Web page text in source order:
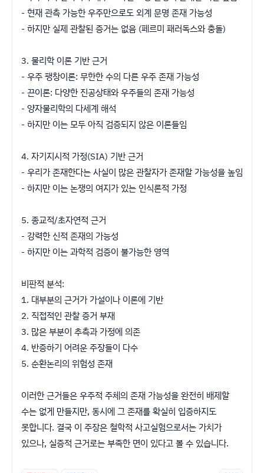
- 현재 관측 가능한 우주만으로도 외계 문명 존재 가능성
- 하지만 실제 관찰된 증거는 없음 (페르미 패러독스와 충돌)
3. 물리학 이론 기반 근거
- 우주 팽창이론: 무한한 수의 다른 우주 존재 가능성
- 끈이론: 다양한 진공상태와 우주들의 존재 가능성
- 양자물리학의 다세계 해석
- 하지만 이는 모두 아직 검증되지 않은 이론들임
4. 자기지시적 가정(SIA) 기반 근거
- 우리가 존재한다는 사실이 많은 관찰자가 존재할 가능성을 높임
- 하지만 이는 논쟁의 여지가 있는 인식론적 가정
5. 종교적/초자연적 근거
- 강력한 신적 존재의 가능성
- 하지만 이는 과학적 검증이 불가능한 영역
비판적 분석:
1. 대부분의 근거가 가설이나 이론에 기반
2. 직접적인 관찰 증거 부재
3. 많은 부분이 추측과 가정에 의존
4. 반증하기 어려운 주장들이 다수
5. 순환논리의 위험성 존재
이러한 근거들은 우주적 주체의 존재 가능성을 완전히 배제할
수는 없게 만들지만, 동시에 그 존재를 확실히 입증하지도
못합니다. 결국 이 주장은 철학적 사고실험으로서는 가치가
있으나, 실증적 근거로는 부족한 면이 있다고 볼 수 있습니다.